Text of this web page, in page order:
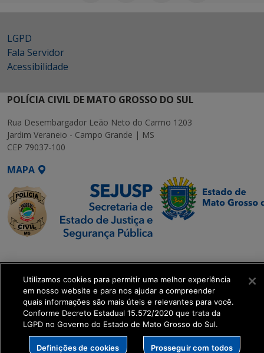
LGPD
Fala Servidor
Acessibilidade
POLÍCIA CIVIL DE MATO GROSSO DO SUL
Rua Desembargador Leão Neto do Carmo 1203
Jardim Veraneio - Campo Grande | MS
CEP 79037-100
MAPA
Transformação Digital
get_footer();
Utilizamos cookies para permitir uma melhor experiência
em nosso website e para nos ajudar a compreender
quais informações são mais úteis e relevantes para você.
Conforme Decreto Estadual 15.572/2020 que trata da
LGPD no Governo do Estado de Mato Grosso do Sul.
Definições de cookies Prosseguir com todos